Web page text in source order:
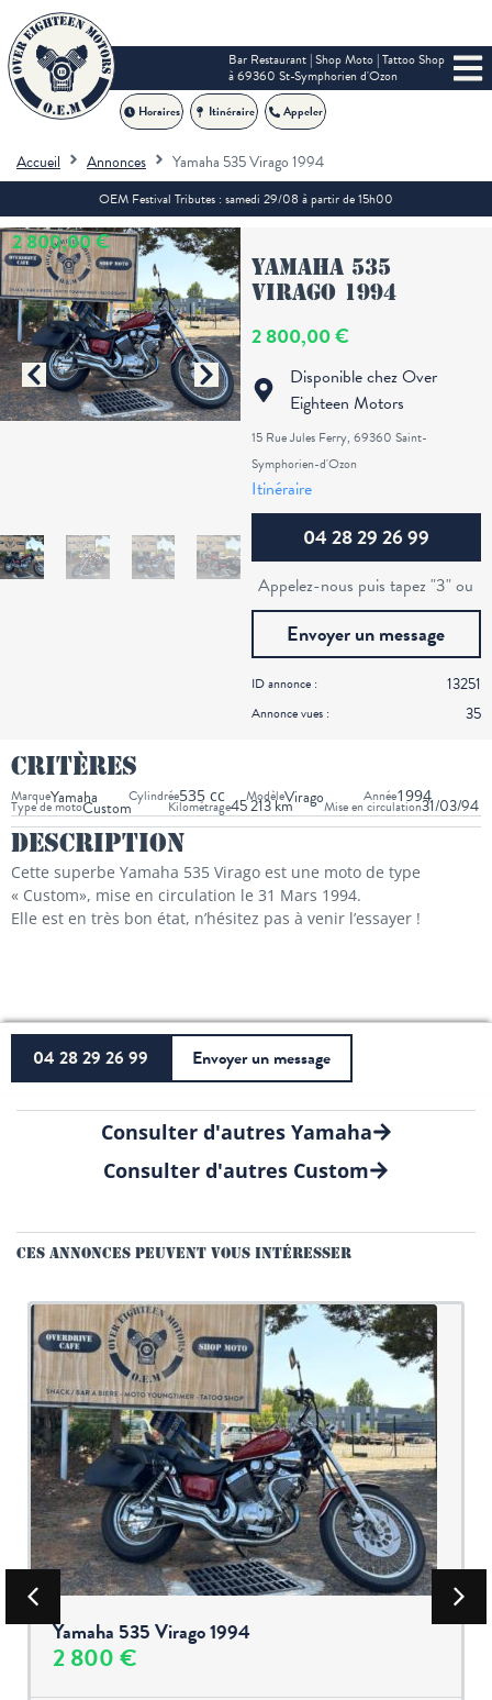
Bar Restaurant | Shop Moto | Tattoo Shop
à 69360 St-Symphorien d'Ozon
Horaires Itinéraire Appeler
Accueil Annonces Yamaha 535 Virago 1994
OEM Festival Tributes : samedi 29/08 à partir de 15h00
Critères
MarqueYamaha Cylindrée535 cc ModèleVirago Année1994
Type de motoCustom Kilométrage45 213 km Mise en circulation31/03/94
Description
Cette superbe Yamaha 535 Virago est une moto de type
« Custom», mise en circulation le 31 Mars 1994.
Elle est en très bon état, n’hésitez pas à venir l’essayer !
2 800,00 €
Yamaha 535
Virago 1994
2 800,00 €
Disponible chez Over
Eighteen Motors
15 Rue Jules Ferry, 69360 Saint-
Symphorien-d'Ozon
Itinéraire
04 28 29 26 99
Appelez-nous puis tapez "3" ou
Envoyer un message
ID annonce : 13251
Annonce vues : 35
04 28 29 26 99 Envoyer un message
Consulter d'autres Yamaha
Consulter d'autres Custom
CES ANNONCES PEUVENT VOUS INTÉRESSER
Yamaha 535 Virago 1994
2 800 €